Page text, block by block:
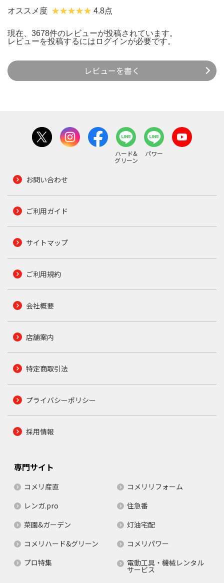
オススメ度 4.8点
現在、3678件のレビューが投稿されています。
レビューを投稿するには ログインが必要です。
レビューを書く
ハード&
グリーン
パワー
お問い合わせ
ご利用ガイド
サイトマップ
ご利用規約
会社概要
店舗案内
特定商取引法
プライバシーポリシー
採用情報
専門サイト
コメリ産直
コメリリフォーム
レンガ.pro
住急番
菜園&ガーデン
灯油宅配
コメリハード&グリーン
コメリパワー
プロ特集
電動工具・機械レンタル
サービス